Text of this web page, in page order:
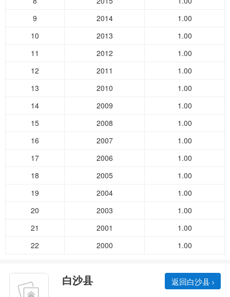
9
2014
1.00
10
2013
1.00
11
2012
1.00
12
2011
1.00
13
2010
1.00
14
2009
1.00
15
2008
1.00
16
2007
1.00
17
2006
1.00
18
2005
1.00
19
2004
1.00
20
2003
1.00
21
2001
1.00
22
2000 1.00
白沙县 返回白沙县